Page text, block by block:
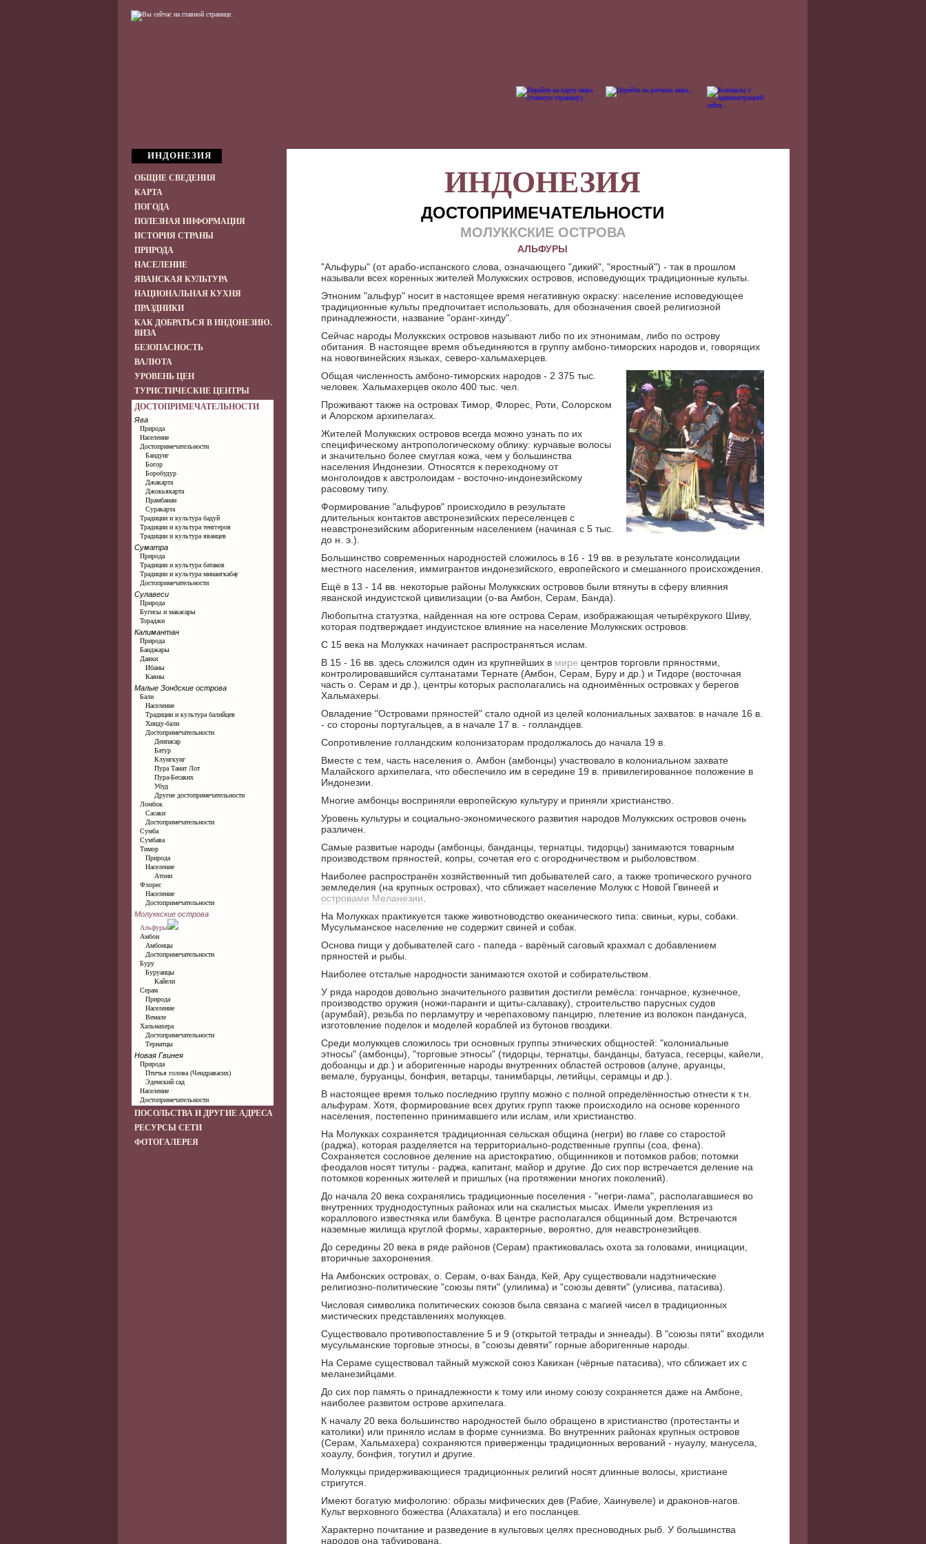
ИНДОНЕЗИЯ
ОБЩИЕ СВЕДЕНИЯ
КАРТА
ПОГОДА
ПОЛЕЗНАЯ ИНФОРМАЦИЯ
ИСТОРИЯ СТРАНЫ
ПРИРОДА
НАСЕЛЕНИЕ
ЯВАНСКАЯ КУЛЬТУРА
НАЦИОНАЛЬНАЯ КУХНЯ
ПРАЗДНИКИ
КАК ДОБРАТЬСЯ В ИНДОНЕЗИЮ.
ВИЗА
БЕЗОПАСНОСТЬ
ВАЛЮТА
УРОВЕНЬ ЦЕН
ТУРИСТИЧЕСКИЕ ЦЕНТРЫ
ДОСТОПРИМЕЧАТЕЛЬНОСТИ
Ява
Природа
Население
Достопримечательности
Бандунг
Богор
Боробудур
Джакарта
Джокьякарта
Прамбанан
Суракарта
Традиции и культура бадуй
Традиции и культура тенггеров
Традиции и культура яванцев
Суматра
Природа
Традиции и культура батаков
Традиции и культура минангкабау
Достопримечательности
Сулавеси
Природа
Бугисы и макасары
Тораджи
Калимантан
Природа
Банджары
Даяки
Ибаны
Каяны
Малые Зондские острова
Бали
Население
Традиции и культура балийцев
Хинду-бали
Достопримечательности
Денпасар
Батур
Клунгкунг
Пура Танат Лот
Пура-Бесаких
Убуд
Другие достопримечательности
Ломбок
Сасаки
Достопримечательности
Сумба
Сумбава
Тимор
Природа
Население
Атони
Флорес
Население
Достопримечательности
Молуккские острова
Альфуры
Амбон
Амбонцы
Достопримечательности
Буру
Буруанцы
Кайели
Серам
Природа
Население
Вемале
Хальмахера
Достопримечательности
Тернатцы
Новая Гвинея
Природа
Птичья голова (Чендравасих)
Эдемский сад
Население
Достопримечательности
ПОСОЛЬСТВА И ДРУГИЕ АДРЕСА
РЕСУРСЫ СЕТИ
ФОТОГАЛЕРЕЯ
ИНДОНЕЗИЯ
ДОСТОПРИМЕЧАТЕЛЬНОСТИ
МОЛУККСКИЕ ОСТРОВА
АЛЬФУРЫ
"Альфуры" (от арабо-испанского слова, означающего "дикий", "яростный") - так в прошлом
называли всех коренных жителей Молуккских островов, исповедующих традиционные культы.
Этноним "альфур" носит в настоящее время негативную окраску: население исповедующее
традиционные культы предпочитает использовать, для обозначения своей религиозной
принадлежности, название "оранг-хинду".
Сейчас народы Молуккских островов называют либо по их этнонимам, либо по острову
обитания. В настоящее время объединяются в группу амбоно-тиморских народов и, говорящих
на новогвинейских языках, северо-хальмахерцев.
Общая численность амбоно-тиморских народов - 2 375 тыс.
человек. Хальмахерцев около 400 тыс. чел.
Проживают также на островах Тимор, Флорес, Роти, Солорском
и Алорском архипелагах.
Жителей Молуккских островов всегда можно узнать по их
специфическому антропологическому облику: курчавые волосы
и значительно более смуглая кожа, чем у большинства
населения Индонезии. Относятся к переходному от
монголоидов к австролоидам - восточно-индонезийскому
расовому типу.
Формирование "альфуров" происходило в результате
длительных контактов австронезийских переселенцев с
неавстронезийским аборигенным населением (начиная с 5 тыс.
до н. э.).
Большинство современных народностей сложилось в 16 - 19 вв. в результате консолидации
местного населения, иммигрантов индонезийского, европейского и смешанного происхождения.
Ещё в 13 - 14 вв. некоторые районы Молуккских островов были втянуты в сферу влияния
яванской индуистской цивилизации (о-ва Амбон, Серам, Банда).
Любопытна статуэтка, найденная на юге острова Серам, изображающая четырёхрукого Шиву,
которая подтверждает индуистское влияние на население Молуккских островов.
С 15 века на Молукках начинает распространяться ислам.
В 15 - 16 вв. здесь сложился один из крупнейших в мире центров торговли пряностями,
контролировавшийся султанатами Тернате (Амбон, Серам, Буру и др.) и Тидоре (восточная
часть о. Серам и др.), центры которых располагались на одноимённых островках у берегов
Хальмахеры.
Овладение "Островами пряностей" стало одной из целей колониальных захватов: в начале 16 в.
- со стороны португальцев, а в начале 17 в. - голландцев.
Сопротивление голландским колонизаторам продолжалось до начала 19 в.
Вместе с тем, часть населения о. Амбон (амбонцы) участвовало в колониальном захвате
Малайского архипелага, что обеспечило им в середине 19 в. привилегированное положение в
Индонезии.
Многие амбонцы восприняли европейскую культуру и приняли христианство.
Уровень культуры и социально-экономического развития народов Молуккских островов очень
различен.
Самые развитые народы (амбонцы, банданцы, тернатцы, тидорцы) занимаются товарным
производством пряностей, копры, сочетая его с огородничеством и рыболовством.
Наиболее распространён хозяйственный тип добывателей саго, а также тропического ручного
земледелия (на крупных островах), что сближает население Молукк с Новой Гвинеей и
островами Меланезии
На Молукках практикуется также животноводство океанического типа: свиньи, куры, собаки.
Мусульманское население не содержит свиней и собак.
Основа пищи у добывателей саго - папеда - варёный саговый крахмал с добавлением
пряностей и рыбы.
Наиболее отсталые народности занимаются охотой и собирательством.
У ряда народов довольно значительного развития достигли ремёсла: гончарное, кузнечное,
производство оружия (ножи-паранги и щиты-салаваку), строительство парусных судов
(арумбай), резьба по перламутру и черепаховому панцирю, плетение из волокон пандануса,
изготовление поделок и моделей кораблей из бутонов гвоздики.
Среди молуккцев сложилось три основных группы этнических общностей: "колониальные
этносы" (амбонцы), "торговые этносы" (тидорцы, тернатцы, банданцы, батуаса, гесерцы, кайели,
добоанцы и др.) и аборигенные народы внутренних областей островов (алуне, аруанцы,
вемале, буруанцы, бонфия, ветарцы, танимбарцы, летийцы, серамцы и др.).
В настоящее время только последнию группу можно с полной определённостью отнести к т.н.
альфурам. Хотя, формирование всех других групп также происходило на основе коренного
населения, постепенно принимавшего или ислам, или христианство.
На Молукках сохраняется традиционная сельская община (негри) во главе со старостой
(раджа), которая разделяется на территориально-родственные группы (соа, фена).
Сохраняется сословное деление на аристократию, общинников и потомков рабов; потомки
феодалов носят титулы - раджа, капитанг, майор и другие. До сих пор встречается деление на
потомков коренных жителей и пришлых (на протяжении многих поколений).
До начала 20 века сохранялись традиционные поселения - "негри-лама", располагавшиеся во
внутренних труднодоступных районах или на скалистых мысах. Имели укрепления из
кораллового известняка или бамбука. В центре располагался общинный дом. Встречаются
наземные жилища круглой формы, характерные, вероятно, для неавстронезийцев.
До середины 20 века в ряде районов (Серам) практиковалась охота за головами, инициации,
вторичные захоронения.
На Амбонских островах, о. Серам, о-вах Банда, Кей, Ару существовали надэтнические
религиозно-политические "союзы пяти" (улилима) и "союзы девяти" (улисива, патасива).
Числовая символика политических союзов была связана с магией чисел в традиционных
мистических представлениях молуккцев.
Существовало противопоставление 5 и 9 (открытой тетрады и эннеады). В "союзы пяти" входили
мусульманские торговые этносы, в "союзы девяти" горные аборигенные народы.
На Сераме существовал тайный мужской союз Какихан (чёрные патасива), что сближает их с
меланезийцами.
До сих пор память о принадлежности к тому или иному союзу сохраняется даже на Амбоне,
наиболее развитом острове архипелага.
К началу 20 века большинство народностей было обращено в христианство (протестанты и
католики) или приняло ислам в форме суннизма. Во внутренних районах крупных островов
(Серам, Хальмахера) сохраняются приверженцы традиционных верований - нуаулу, манусела,
хоаулу, бонфия, тогутил и другие.
Молуккцы придерживающиеся традиционных религий носят длинные волосы, христиане
стригутся.
Имеют богатую мифологию: образы мифических дев (Рабие, Хаинувеле) и драконов-нагов.
Культ верховного божества (Алахатала) и его посланцев.
Характерно почитание и разведение в культовых целях пресноводных рыб. У большинства
народов она табуирована.